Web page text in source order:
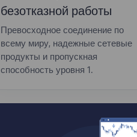
безотказной работы
Превосходное соединение по
всему миру, надежные сетевые
продукты и пропускная
способность уровня 1.